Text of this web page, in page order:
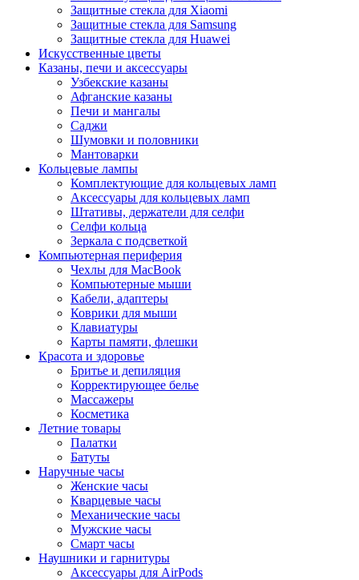
Защитные стекла для Xiaomi
Защитные стекла для Samsung
Защитные стекла для Huawei
Искусственные цветы
Казаны, печи и аксессуары
Узбекские казаны
Афганские казаны
Печи и мангалы
Саджи
Шумовки и половники
Мантоварки
Кольцевые лампы
Комплектующие для кольцевых ламп
Аксессуары для кольцевых ламп
Штативы, держатели для селфи
Селфи кольца
Зеркала с подсветкой
Компьютерная периферия
Чехлы для MacBook
Компьютерные мыши
Кабели, адаптеры
Коврики для мыши
Клавиатуры
Карты памяти, флешки
Красота и здоровье
Бритье и депиляция
Корректирующее белье
Массажеры
Косметика
Летние товары
Палатки
Батуты
Наручные часы
Женские часы
Кварцевые часы
Механические часы
Мужские часы
Смарт часы
Наушники и гарнитуры
Аксессуары для AirPods